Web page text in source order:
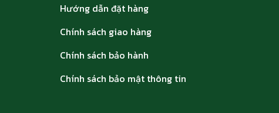
Hướng dẫn đặt hàng
Chính sách giao hàng
Chính sách bảo hành
Chính sách bảo mật thông tin